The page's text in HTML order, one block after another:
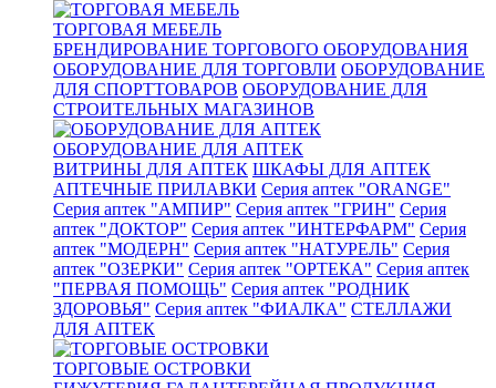
ТОРГОВАЯ МЕБЕЛЬ
БРЕНДИРОВАНИЕ ТОРГОВОГО ОБОРУДОВАНИЯ
ОБОРУДОВАНИЕ ДЛЯ ТОРГОВЛИ ОБОРУДОВАНИЕ
ДЛЯ СПОРТТОВАРОВ ОБОРУДОВАНИЕ ДЛЯ
СТРОИТЕЛЬНЫХ МАГАЗИНОВ
ОБОРУДОВАНИЕ ДЛЯ АПТЕК
ВИТРИНЫ ДЛЯ АПТЕК ШКАФЫ ДЛЯ АПТЕК
АПТЕЧНЫЕ ПРИЛАВКИ Серия аптек "ORANGE"
Серия аптек "АМПИР" Серия аптек "ГРИН" Серия
аптек "ДОКТОР" Серия аптек "ИНТЕРФАРМ" Серия
аптек "МОДЕРН" Серия аптек "НАТУРЕЛЬ" Серия
аптек "ОЗЕРКИ" Серия аптек "ОРТЕКА" Серия аптек
"ПЕРВАЯ ПОМОЩЬ" Серия аптек "РОДНИК
ЗДОРОВЬЯ" Серия аптек "ФИАЛКА" СТЕЛЛАЖИ
ДЛЯ АПТЕК
ТОРГОВЫЕ ОСТРОВКИ